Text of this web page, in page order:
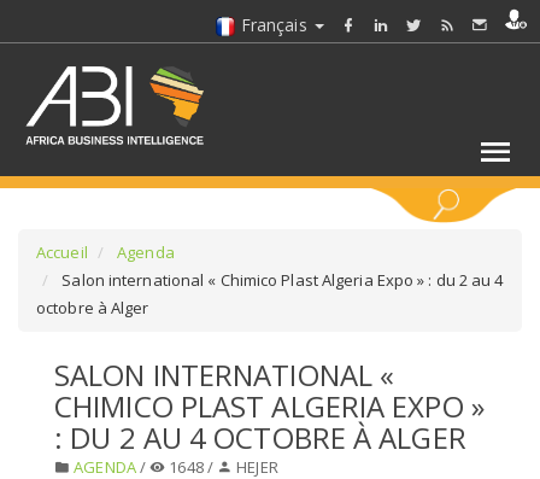
Français
SÉLECTIONNEZ UN DOSSIER
SELECTIONNEZ UNE SECTION
Accueil
Agenda
Salon international « Chimico Plast Algeria Expo » : du 2 au 4
octobre à Alger
SALON INTERNATIONAL «
CHIMICO PLAST ALGERIA EXPO »
: DU 2 AU 4 OCTOBRE À ALGER
AGENDA/ 1648 / HEJER